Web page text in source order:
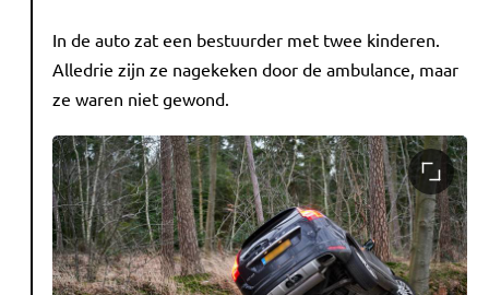
In de auto zat een bestuurder met twee kinderen.
Alledrie zijn ze nagekeken door de ambulance, maar
ze waren niet gewond.